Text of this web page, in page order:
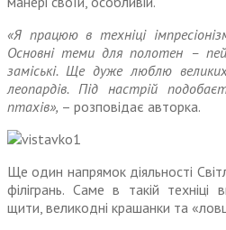
«Я працюю в техніці
Основні теми для полотен –
заміські. Ще дуже люблю
леопардів. Під настрій
птахів», – розповідає авторка.
Ще один напрямок діяльності
філігрань. Саме в такій техніці
щити, великодні крашанки та